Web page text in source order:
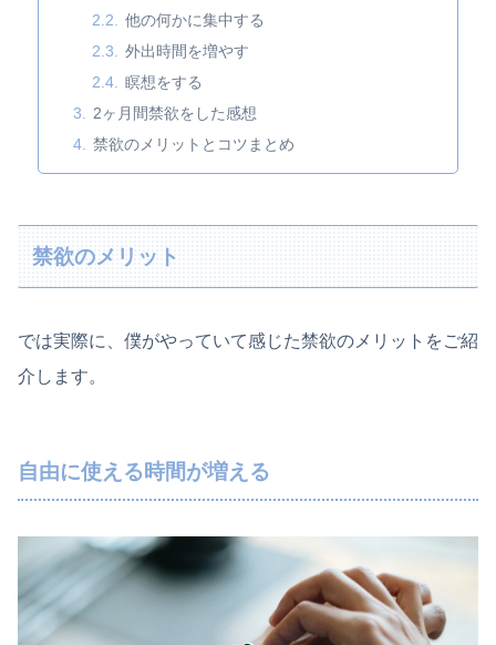
他の何かに集中する
外出時間を増やす
瞑想をする
2ヶ月間禁欲をした感想
禁欲のメリットとコツまとめ
禁欲のメリット
では実際に、僕がやっていて感じた禁欲のメリットをご紹
介します。
自由に使える時間が増える